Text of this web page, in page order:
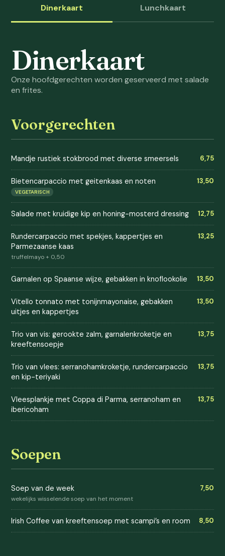
Dinerkaart Lunchkaart
Dinerkaart
Onze hoofdgerechten worden geserveerd met salade
en frites.
Voorgerechten
Mandje rustiek stokbrood met diverse smeersels 6,75
Bietencarpaccio met geitenkaas en noten
VEGETARISCH
13,50
Salade met kruidige kip en honing-mosterd dressing 12,75
Rundercarpaccio met spekjes, kappertjes en
Parmezaanse kaas
truffelmayo + 0,50
13,25
Garnalen op Spaanse wijze, gebakken in knoflookolie 13,50
Vitello tonnato met tonijnmayonaise, gebakken
uitjes en kappertjes
13,50
Trio van vis: gerookte zalm, garnalenkroketje en
kreeftensoepje
13,75
Trio van vlees: serranohamkroketje, rundercarpaccio
en kip-teriyaki
13,75
Vleesplankje met Coppa di Parma, serranoham en
ibericoham
13,75
Soepen
Soep van de week
wekelijks wisselende soep van het moment
7,50
Irish Coffee van kreeftensoep met scampi’s en room 8,50